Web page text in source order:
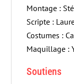
Montage :
Scripte :
Costumes :
Maquillage :
Soutiens